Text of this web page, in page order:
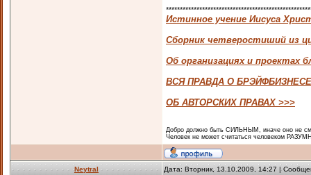
Истинное учение Иисуса
Сборник четверостиший из
Об организациях и
ВСЯ ПРАВДА О БРЭЙФБИЗНЕСЕ
ОБ АВТОРСКИХ ПРАВАХ >>>
Добро должно быть СИЛЬНЫМ, иначе оно не
Человек не может считаться человеком
Neytral Дата: Вторник, 13.10.2009, 14:27 |